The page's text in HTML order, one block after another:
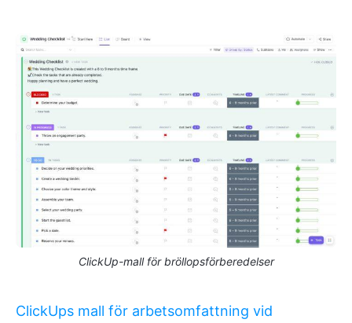
ClickUp-mall för bröllopsförberedelser
ClickUps mall för arbetsomfattning vid